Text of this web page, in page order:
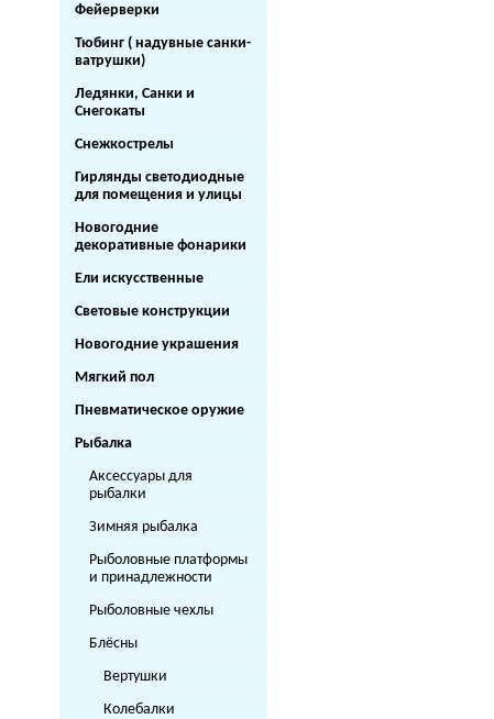
Фейерверки
Тюбинг ( надувные санки-
ватрушки)
Ледянки, Санки и
Снегокаты
Снежкострелы
Гирлянды светодиодные
для помещения и улицы
Новогодние
декоративные фонарики
Ели искусственные
Световые конструкции
Новогодние украшения
Мягкий пол
Пневматическое оружие
Рыбалка
Аксессуары для
рыбалки
Зимняя рыбалка
Рыболовные платформы
и принадлежности
Рыболовные чехлы
Блёсны
Вертушки
Колебалки